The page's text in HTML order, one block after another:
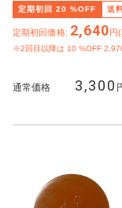
定期初回 20 %OFF 送
定期初回価格: 2,640円
※2回目以降は 10 %OFF
通常価格 3,300